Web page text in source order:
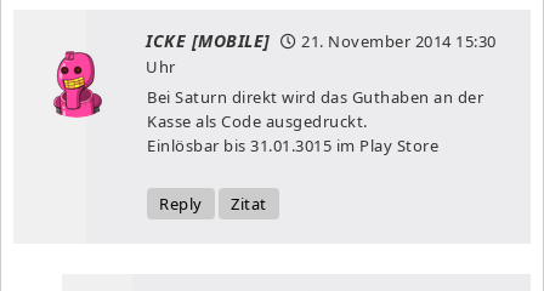
ICKE [MOBILE] 21. November 201415:30
Uhr
Bei Saturn direkt wird das Guthaben an der
Kasse als Code ausgedruckt.
Einlösbar bis 31.01.3015 im Play Store
Reply Zitat